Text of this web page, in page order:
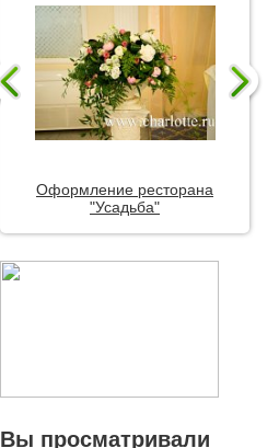
Оформление ресторана
"Усадьба"
Вы просматривали